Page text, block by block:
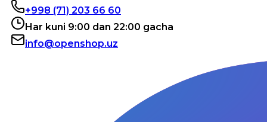
+998 (71) 203 66 60
Har kuni 9:00 dan 22:00 gacha
info@openshop.uz